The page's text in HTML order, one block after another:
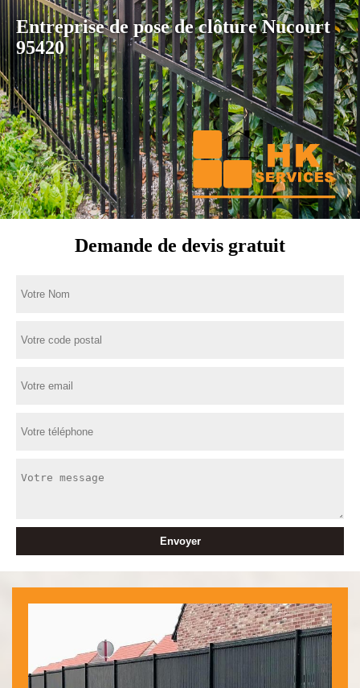
Entreprise de pose de clôture Nucourt
95420
Demande de devis gratuit